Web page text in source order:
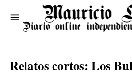
Relatos cortos: Los